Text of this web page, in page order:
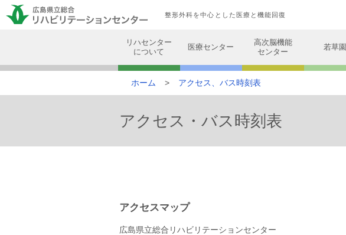
整形外科を中心とした医療と機能回復
リハセンター
について
医療センター
高次脳機能
センター
若草園
ホーム アクセス、バス時刻表
アクセス・バス時刻表
アクセスマップ
広島県立総合リハビリテーションセンター